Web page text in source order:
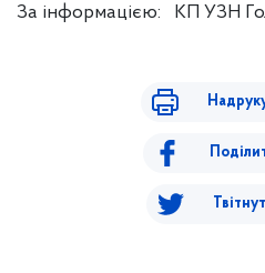
За інформацією: КП УЗН